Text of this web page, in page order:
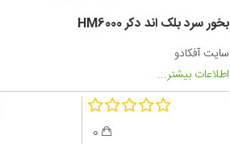
بخور سرد بلک اند دکر HM6000
سایت آفکادو
اطلاعات بیشتر...
0